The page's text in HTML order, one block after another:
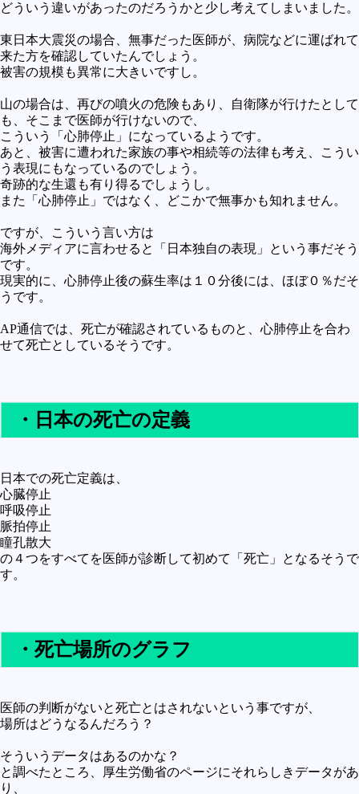
どういう違いがあったのだろうかと少し考えてしまいました。
東日本大震災の場合、無事だった医師が、病院などに運ばれて
来た方を確認していたんでしょう。
被害の規模も異常に大きいですし。
山の場合は、再びの噴火の危険もあり、自衛隊が行けたとして
も、そこまで医師が行けないので、
こういう「心肺停止」になっているようです。
あと、被害に遭われた家族の事や相続等の法律も考え、こうい
う表現にもなっているのでしょう。
奇跡的な生還も有り得るでしょうし。
また「心肺停止」ではなく、どこかで無事かも知れません。
ですが、こういう言い方は
海外メディアに言わせると「日本独自の表現」という事だそう
です。
現実的に、心肺停止後の蘇生率は１０分後には、ほぼ０％だそ
うです。
AP通信では、死亡が確認されているものと、心肺停止を合わ
せて死亡としているそうです。
・日本の死亡の定義
日本での死亡定義は、
心臓停止
呼吸停止
脈拍停止
瞳孔散大
の４つをすべてを医師が診断して初めて「死亡」となるそうで
す。
・死亡場所のグラフ
医師の判断がないと死亡とはされないという事ですが、
場所はどうなるんだろう？
そういうデータはあるのかな？
と調べたところ、厚生労働省のページにそれらしきデータがあ
り、